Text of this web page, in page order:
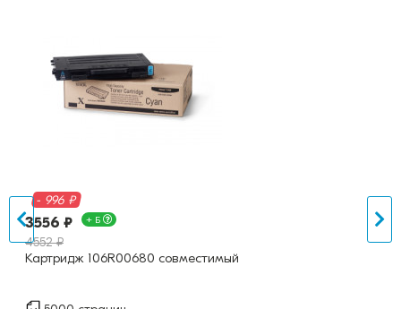
- 996 ₽
3556 ₽ + Б
4552 ₽
Картридж 106R00680 совместимый